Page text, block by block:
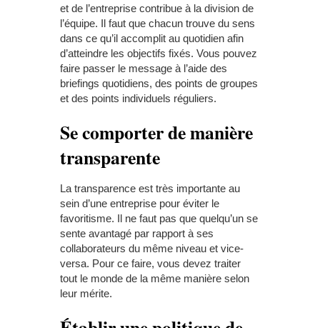
et de l’entreprise contribue à la division de
l’équipe. Il faut que chacun trouve du sens
dans ce qu’il accomplit au quotidien afin
d’atteindre les objectifs fixés. Vous pouvez
faire passer le message à l’aide des
briefings quotidiens, des points de groupes
et des points individuels réguliers.
Se comporter de manière
transparente
La transparence est très importante au
sein d’une entreprise pour éviter le
favoritisme. Il ne faut pas que quelqu’un se
sente avantagé par rapport à ses
collaborateurs du même niveau et vice-
versa. Pour ce faire, vous devez traiter
tout le monde de la même manière selon
leur mérite.